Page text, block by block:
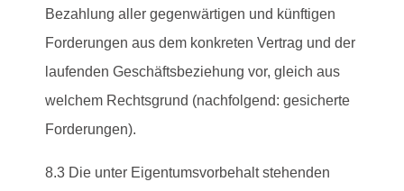
Bezahlung aller gegenwärtigen und künftigen
Forderungen aus dem konkreten Vertrag und der
laufenden Geschäftsbeziehung vor, gleich aus
welchem Rechtsgrund (nachfolgend: gesicherte
Forderungen).
8.3 Die unter Eigentumsvorbehalt stehenden